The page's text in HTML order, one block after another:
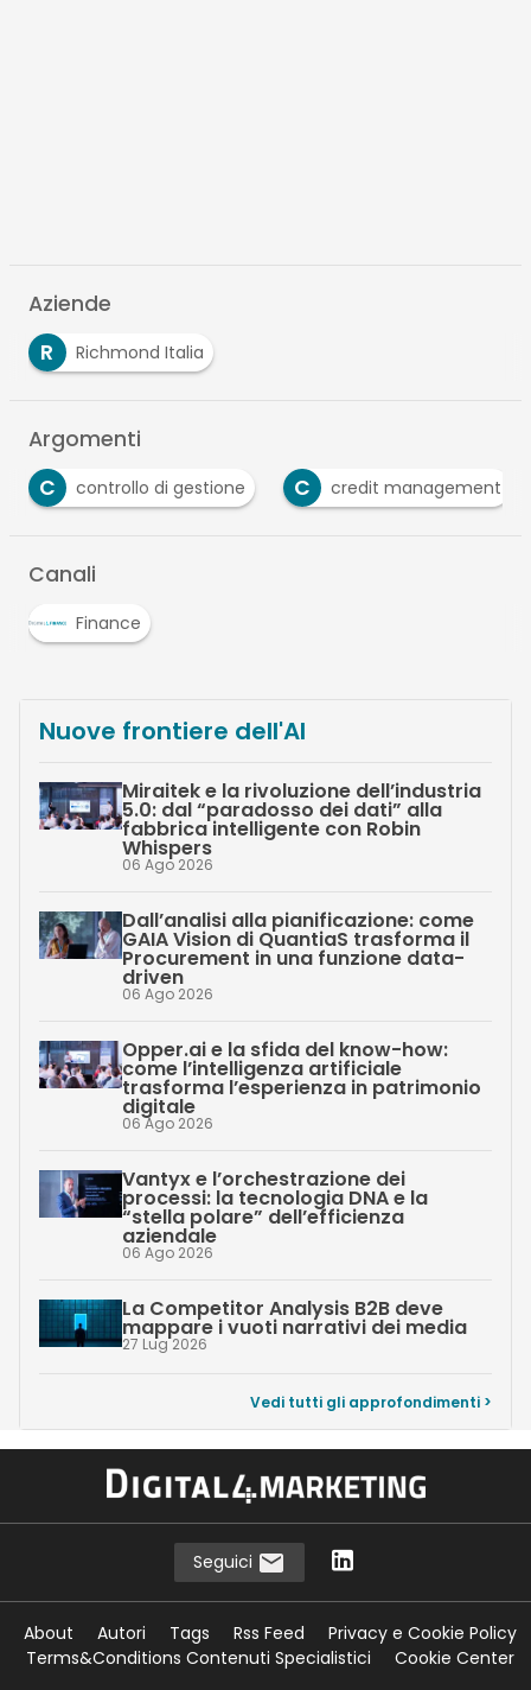
Aziende
R
Richmond Italia
Argomenti
C
controllo di gestione C credit management
Canali
Finance
Nuove frontiere dell'AI
Miraitek e la rivoluzione dell’industria
5.0: dal “paradosso dei dati” alla
fabbrica intelligente con Robin
Whispers
06 Ago 2026
Dall’analisi alla pianificazione: come
GAIA Vision di QuantiaS trasforma il
Procurement in una funzione data-
driven
06 Ago 2026
Opper.ai e la sfida del know-how:
come l’intelligenza artificiale
trasforma l’esperienza in patrimonio
digitale
06 Ago 2026
Vantyx e l’orchestrazione dei
processi: la tecnologia DNA e la
“stella polare” dell’efficienza
aziendale
06 Ago 2026
La Competitor Analysis B2B deve
mappare i vuoti narrativi dei media
27 Lug 2026
Vedi tutti gli approfondimenti >
Seguici
About Autori Tags Rss Feed
Privacy e Cookie Policy
Terms&Conditions Contenuti Specialistici
Cookie Center